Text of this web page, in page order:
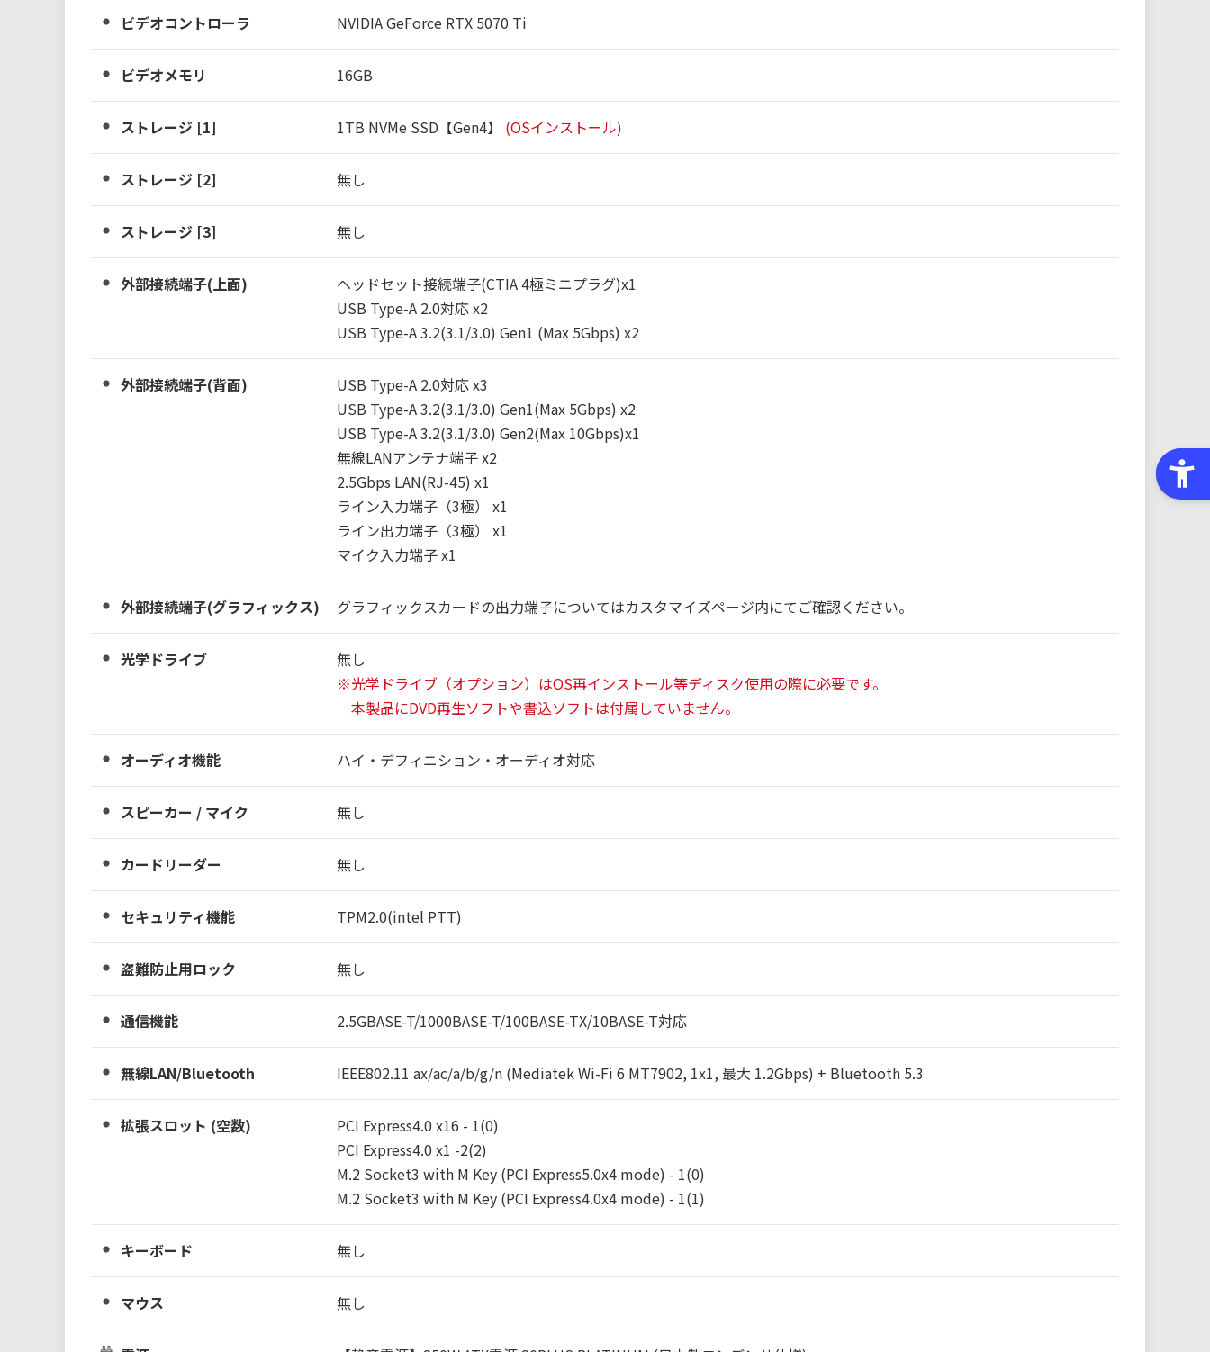
ビデオコントローラ NVIDIA GeForce RTX 5070 Ti
ビデオメモリ 16GB
ストレージ [1] 1TB NVMe SSD【Gen4】 (OSインストール)
ストレージ [2] 無し
ストレージ [3] 無し
外部接続端子(上面)
ヘッドセット接続端子(CTIA 4極ミニプラグ)x1
USB Type-A 2.0対応 x2
USB Type-A 3.2(3.1/3.0) Gen1 (Max 5Gbps) x2
外部接続端子(背面)
USB Type-A 2.0対応 x3
USB Type-A 3.2(3.1/3.0) Gen1(Max 5Gbps) x2
USB Type-A 3.2(3.1/3.0) Gen2(Max 10Gbps)x1
無線LANアンテナ端子 x2
2.5Gbps LAN(RJ-45) x1
ライン入力端子（3極） x1
ライン出力端子（3極） x1
マイク入力端子 x1
外部接続端子(グラフィックス) グラフィックスカードの出力端子についてはカスタマイズページ内にてご確認ください。
光学ドライブ
無し
※光学ドライブ（オプション）はOS再インストール等ディスク使用の際に必要です。
本製品にDVD再生ソフトや書込ソフトは付属していません。
オーディオ機能 ハイ・デフィニション・オーディオ対応
スピーカー / マイク 無し
カードリーダー 無し
セキュリティ機能 TPM2.0(intel PTT)
盗難防止用ロック 無し
通信機能 2.5GBASE-T/1000BASE-T/100BASE-TX/10BASE-T対応
無線LAN/Bluetooth IEEE802.11 ax/ac/a/b/g/n (Mediatek Wi-Fi 6 MT7902, 1x1, 最大 1.2Gbps) + Bluetooth 5.3
拡張スロット (空数)
PCI Express4.0 x16 - 1(0)
PCI Express4.0 x1 -2(2)
M.2 Socket3 with M Key (PCI Express5.0x4 mode) - 1(0)
M.2 Socket3 with M Key (PCI Express4.0x4 mode) - 1(1)
キーボード 無し
マウス 無し